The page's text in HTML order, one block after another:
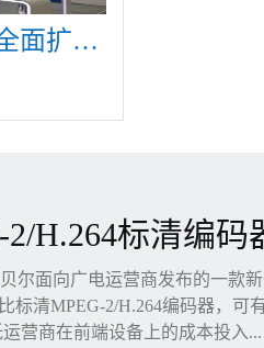
高斯贝尔产品线全面扩展，众多新产品亮相CommunicAsia 2019
2/H.264标清编码
尔面向广电运营商发布的一款
标清MPEG-2/H.264编码器，可
运营商在前端设备上的成本投入...